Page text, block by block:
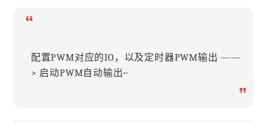
“
配置PWM对应的IO，以及定时器PWM输出 ——
> 启动PWM自动输出···
”